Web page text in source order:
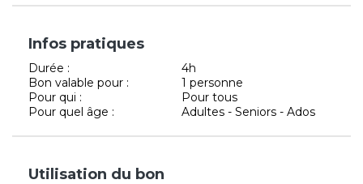
Infos pratiques
Durée :
4h
Bon valable pour :
1 personne
Pour qui :
Pour tous
Pour quel âge :
Adultes - Seniors - Ados
Utilisation du bon